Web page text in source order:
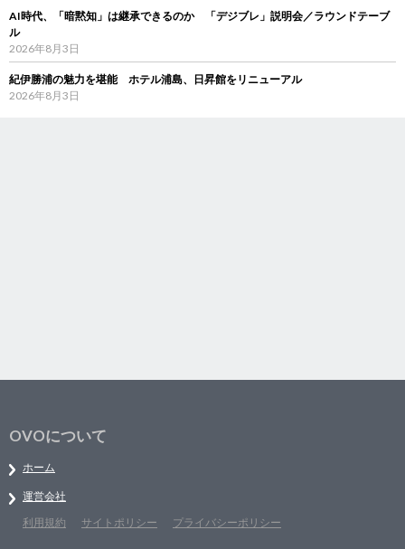
AI時代、「暗黙知」は継承できるのか 「デジブレ」説明会／ラウンドテーブ
ル
2026年8月3日
紀伊勝浦の魅力を堪能 ホテル浦島、日昇館をリニューアル
2026年8月3日
OVOについて
ホーム
運営会社
利用規約
サイトポリシー プライバシーポリシー